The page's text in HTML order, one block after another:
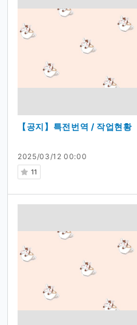
2025/03/12 00:00
11
【공지】특전번역 / 작업현황